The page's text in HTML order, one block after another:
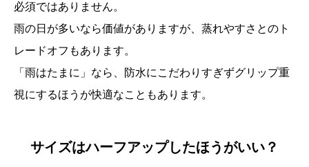
必須ではありません。
雨の日が多いなら価値がありますが、蒸れやすさとのト
レードオフもあります。
「雨はたまに」なら、防水にこだわりすぎずグリップ重
視にするほうが快適なこともあります。
サイズはハーフアップしたほうがいい？